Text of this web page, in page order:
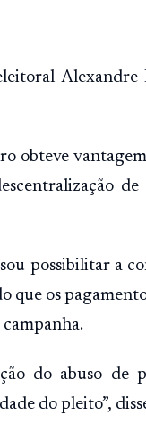
Alexandre
obteve
possibilitar a
que os
do abuso de
do pleito”,